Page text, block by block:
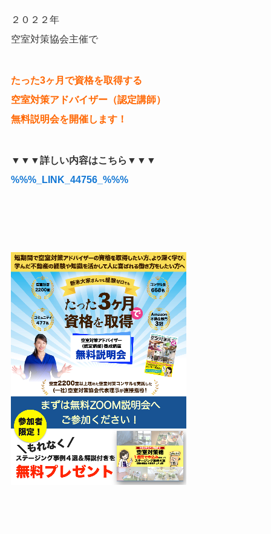
２０２２年
空室対策協会主催で
たった3ヶ月で資格を取得する
空室対策アドバイザー（認定講師）
無料説明会を開催します！
▼▼▼詳しい内容はこちら▼▼▼
%%%_LINK_44756_%%%